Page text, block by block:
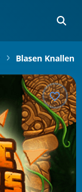
Blasen Knallen